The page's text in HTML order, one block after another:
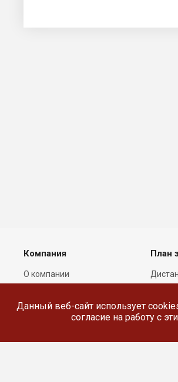
Данный веб-сайт использует
согласие на работу с
Компания
О компании
Сотрудники
План